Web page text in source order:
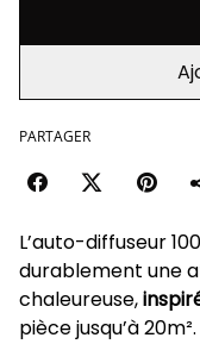
PARTAGER
L’auto-diffuseur
durablement une
chaleureuse,
pièce jusqu’à 20m².